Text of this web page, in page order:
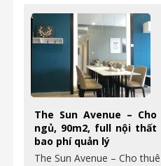
The Sun Avenue –
ngủ, 90m2, full nội thất
bao phí quản lý
The Sun Avenue – Cho